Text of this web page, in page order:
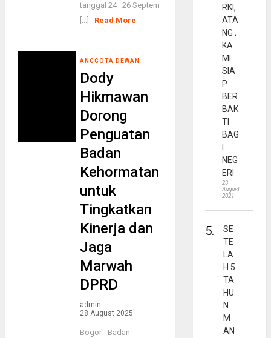
tanggal 24–26 Septem
[...]
Read More
ANGGOTA DEWAN
Dody
Hikmawan
Dorong
Penguatan
Badan
Kehormatan
untuk
Tingkatkan
Kinerja dan
Jaga
Marwah
DPRD
admin
28 August 2025
Bogor - Badan
RKI,
ATA
NG ;
KA
MI
SIA
P
BER
BAK
TI
BAG
NEG
ERI
23
August
2021
5.
SE
TE
LA
H 5
TA
HU
N
M
AN